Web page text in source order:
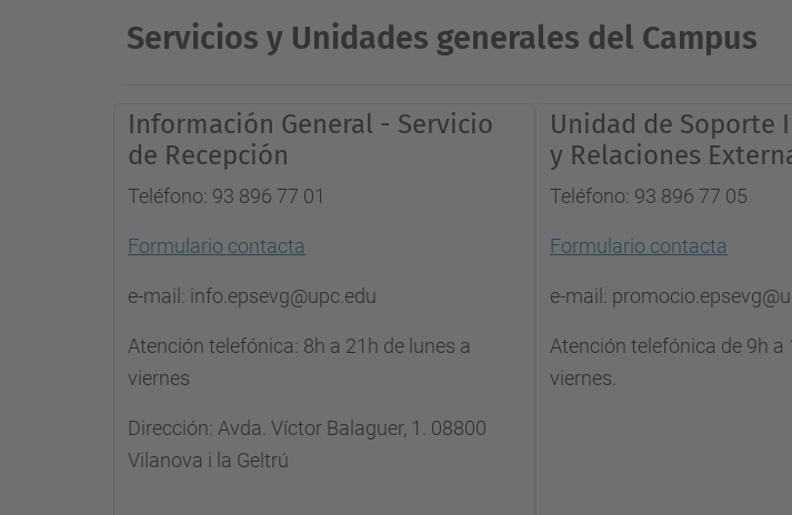
Servicios y Unidades generales del Campus
Información General - Servicio
de Recepción
Teléfono: 93 896 77 01
Formulario contacta
e-mail: info.epsevg@upc.edu
Atención telefónica: 8h a 21h de lunes a
viernes
Dirección: Avda. Víctor Balaguer, 1. 08800
Vilanova i la Geltrú
Unidad de Soporte
y Relaciones
Teléfono: 93 896 77 05
Formulario contacta
e-mail:
Atención telefónica de 9h a
viernes.